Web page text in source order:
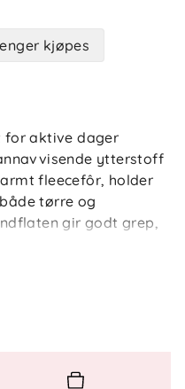
kjøpes
for aktive dager
ytterstoff
fleecefôr, holder
tørre og
gir godt grep,
hindrer snø å
100 % polyester